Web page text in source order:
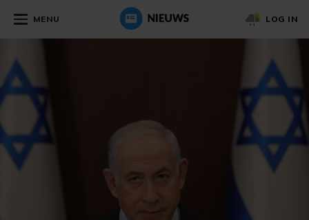
MENU LOG IN